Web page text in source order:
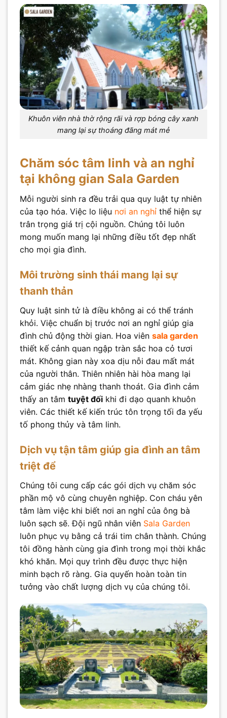
Khuôn viên nhà thờ rộng rãi và rợp bóng cây xanh
mang lại sự thoáng đãng mát mẻ
Chăm sóc tâm linh và an nghỉ
tại không gian Sala Garden
Mỗi người sinh ra đều trải qua quy luật tự nhiên
của tạo hóa. Việc lo liệu nơi an nghỉ thể hiện sự
trân trọng giá trị cội nguồn. Chúng tôi luôn
mong muốn mang lại những điều tốt đẹp nhất
cho mọi gia đình.
Môi trường sinh thái mang lại sự
thanh thản
Quy luật sinh tử là điều không ai có thể tránh
khỏi. Việc chuẩn bị trước nơi an nghỉ giúp gia
đình chủ động thời gian. Hoa viên sala garden
thiết kế cảnh quan ngập tràn sắc hoa cỏ tươi
mát. Không gian này xoa dịu nỗi đau mất mát
của người thân. Thiên nhiên hài hòa mang lại
cảm giác nhẹ nhàng thanh thoát. Gia đình cảm
thấy an tâm tuyệt đối khi đi dạo quanh khuôn
viên. Các thiết kế kiến trúc tôn trọng tối đa yếu
tố phong thủy và tâm linh.
Dịch vụ tận tâm giúp gia đình an tâm
triệt để
Chúng tôi cung cấp các gói dịch vụ chăm sóc
phần mộ vô cùng chuyên nghiệp. Con cháu yên
tâm làm việc khi biết nơi an nghỉ của ông bà
luôn sạch sẽ. Đội ngũ nhân viên Sala Garden
luôn phục vụ bằng cả trái tim chân thành. Chúng
tôi đồng hành cùng gia đình trong mọi thời khắc
khó khăn. Mọi quy trình đều được thực hiện
minh bạch rõ ràng. Gia quyến hoàn toàn tin
tưởng vào chất lượng dịch vụ của chúng tôi.